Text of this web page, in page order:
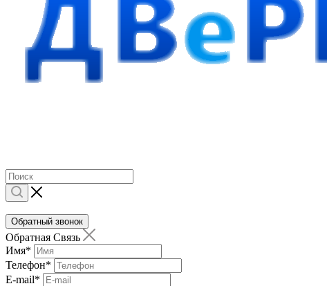
Обратный звонок
Обратная Связь
Имя*
Телефон*
E-mail*